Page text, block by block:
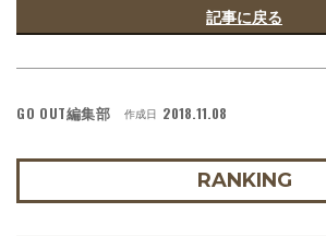
記事に戻る
GO OUT編集部 作成日 2018.11.08
RANKING